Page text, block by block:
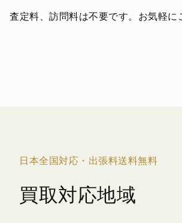
査定料、訪問料は不要です。お気軽に
日本全国対応・出張料送料無料
買取対応地域